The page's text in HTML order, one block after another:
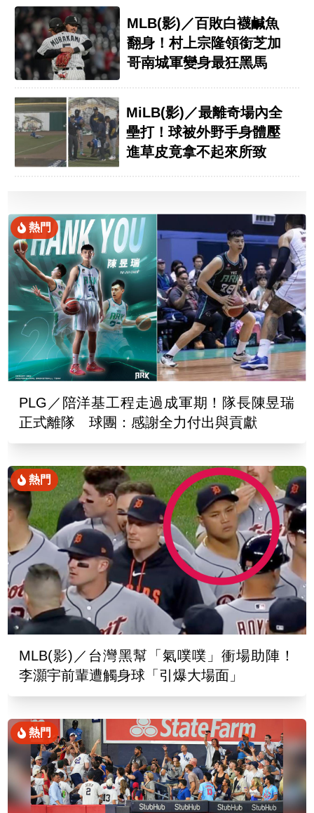
MLB(影)／百敗白襪鹹魚
翻身！村上宗隆領銜芝加
哥南城軍變身最狂黑馬
MiLB(影)／最離奇場內全
壘打！球被外野手身體壓
進草皮竟拿不起來所致
熱門
PLG／陪洋基工程走過成軍期！隊長陳昱瑞
正式離隊 球團：感謝全力付出與貢獻
熱門
MLB(影)／台灣黑幫「氣噗噗」衝場助陣！
李灝宇前輩遭觸身球「引爆大場面」
熱門